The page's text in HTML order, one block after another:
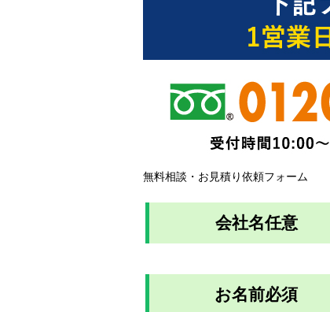
無料相談・お見積り依頼フォーム
会社名任意
お名前必須